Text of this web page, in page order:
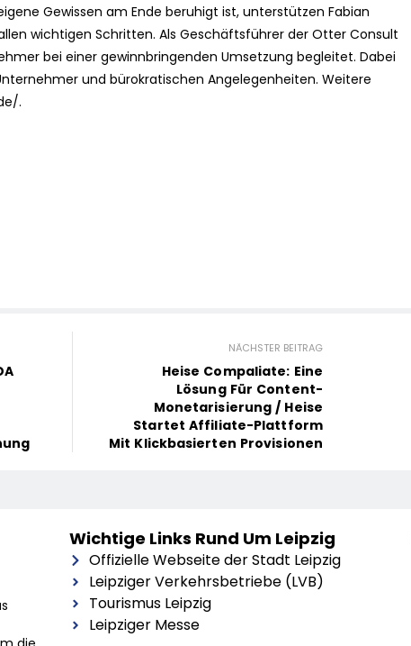
Gewissen am Ende beruhigt ist, unterstützen Fabian
wichtigen Schritten. Als Geschäftsführer der Otter Consult
bei einer gewinnbringenden Umsetzung begleitet. Dabei
und bürokratischen Angelegenheiten. Weitere
.
NÄCHSTER BEITRAG
Heise Compaliate: Eine
Lösung Für Content-
Monetarisierung / Heise
Startet Affiliate-Plattform
Mit Klickbasierten Provisionen
Wichtige Links Rund Um Leipzig
Offizielle Webseite der Stadt Leipzig
Leipziger Verkehrsbetriebe (LVB)
Tourismus Leipzig
Leipziger Messe